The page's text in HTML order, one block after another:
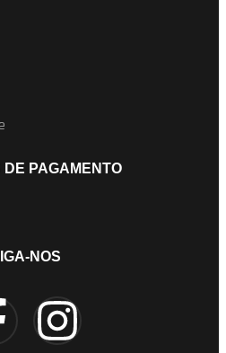
DE PAGAMENTO
NOS